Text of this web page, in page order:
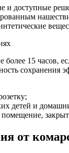
и доступные
15 часов,
сохранения
детей и
помещение,
от